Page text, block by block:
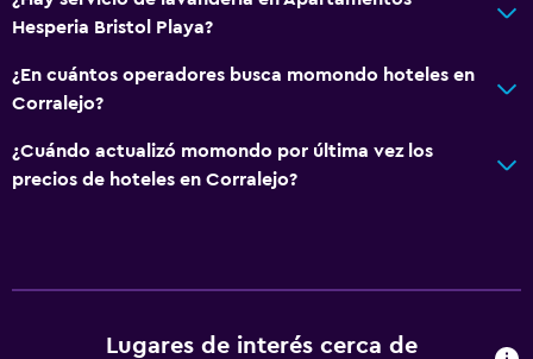
Hesperia Bristol Playa?
¿En cuántos operadores busca momondo hoteles en
Corralejo?
¿Cuándo actualizó momondo por última vez los
precios de hoteles en Corralejo?
Lugares de interés cerca de